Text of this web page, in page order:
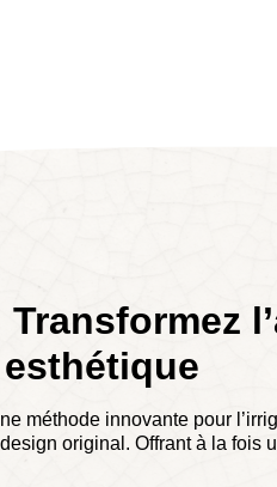
Transformez
méthode innovante pour
original. Offrant à la